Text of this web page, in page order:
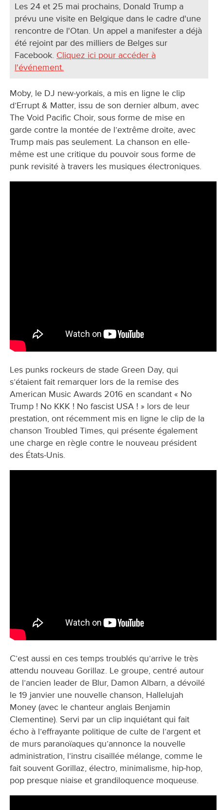
Les 24 et 25 mai prochains, Donald Trump a
prévu une visite en Belgique dans le cadre d'une
rencontre de l'Otan. Un appel a manifester a déjà
été rejoint par des milliers de Belges sur
Facebook. Cliquez ici pour accéder à
l'événement.
Moby, le DJ new-yorkais, a mis en ligne le clip
d’Errupt & Matter, issu de son dernier album, avec
The Void Pacific Choir, sous forme de mise en
garde contre la montée de l’extrême droite, avec
Trump mais pas seulement. La chanson en elle-
même est une critique du pouvoir sous forme de
punk revisité à travers les musiques électroniques.
Les punks rockeurs de stade Green Day, qui
s’étaient fait remarquer lors de la remise des
American Music Awards 2016 en scandant « No
Trump ! No KKK ! No fascist USA ! » lors de leur
prestation, ont récemment mis en ligne le clip de la
chanson Troubled Times, qui présente également
une charge en règle contre le nouveau président
des États-Unis.
C’est aussi en ces temps troublés qu’arrive le très
attendu nouveau Gorillaz. Le groupe, centré autour
de l’ancien leader de Blur, Damon Albarn, a dévoilé
le 19 janvier une nouvelle chanson, Hallelujah
Money (avec le chanteur anglais Benjamin
Clementine). Servi par un clip inquiétant qui fait
écho à l’effrayante politique de culte de l’argent et
de murs paranoïaques qu’annonce la nouvelle
administration, l’instru cisaillée mélange, comme le
fait souvent Gorillaz, électro, minimalisme, hip-hop,
pop presque niaise et grandiloquence moqueuse.